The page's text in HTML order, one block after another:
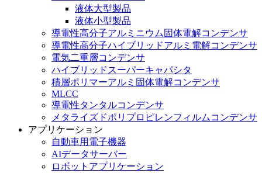
液体大型製品
液体小型製品
導電性高分子アルミニウム固体電解コンデンサ
導電性高分子ハイブリッドアルミ電解コンデンサ
電気二重層コンデンサ
ハイブリッドスーパーキャパシタ
積層ポリマーアルミ固体電解コンデンサ
MLCC
導電性タンタルコンデンサ
メタライズドポリプロピレンフィルムコンデンサ
アプリケーション
自動車用電子機器
AIデータサーバー
ロボットアプリケーション